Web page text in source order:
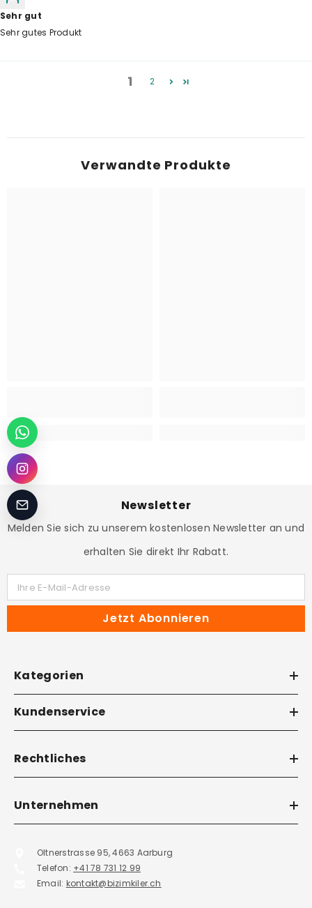
Sehr gut
Sehr gutes Produkt
1 2
Verwandte Produkte
Newsletter
Melden Sie sich zu unserem kostenlosen Newsletter an und
erhalten Sie direkt Ihr Rabatt.
Ihre E-Mail-Adresse
Jetzt Abonnieren
Kategorien
Kundenservice
Rechtliches
Unternehmen
Oltnerstrasse 95, 4663 Aarburg
Telefon: +41 78 731 12 99
Email: kontakt@bizimkiler.ch